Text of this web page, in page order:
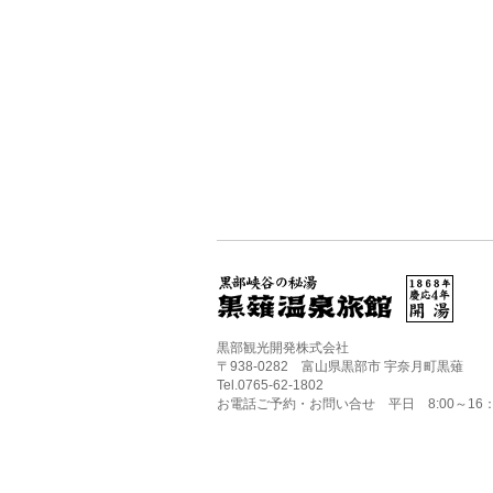
黒部観光開発株式会社
〒938-0282 富山県黒部市 宇奈月町黒薙
Tel.0765-62-1802
お電話ご予約・お問い合せ 平日 8:00～16